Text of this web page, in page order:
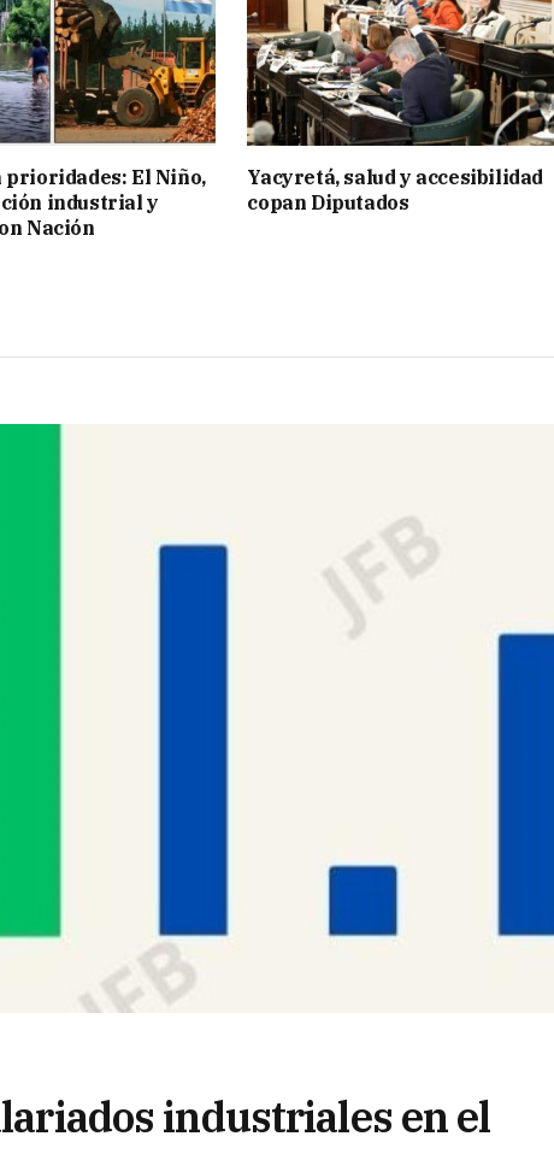
prioridades: El Niño,
industrial y
Nación
Yacyretá, salud y accesibilidad
copan Diputados
industriales en el